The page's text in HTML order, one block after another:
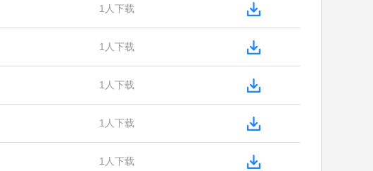
1人下载
1人下载
1人下载
1人下载
1人下载